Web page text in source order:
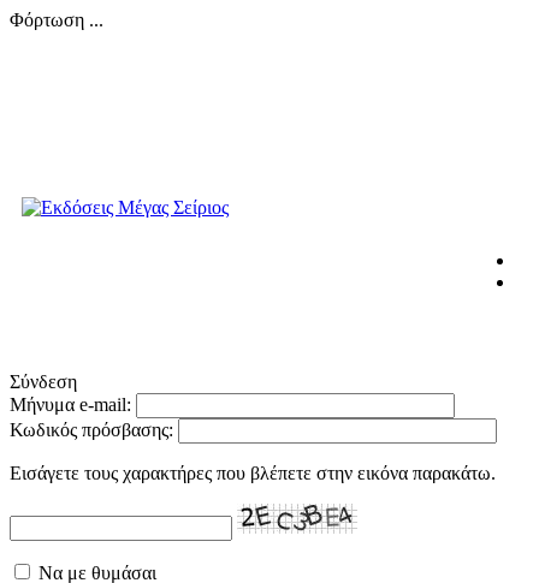
Φόρτωση ...
Σύνδεση
Μήνυμα e-mail:
Κωδικός πρόσβασης:
Εισάγετε τους χαρακτήρες που βλέπετε στην εικόνα παρακάτω.
Να με θυμάσαι